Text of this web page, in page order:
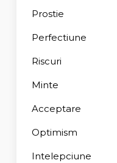
Prostie
Perfectiune
Riscuri
Minte
Acceptare
Optimism
Intelepciune